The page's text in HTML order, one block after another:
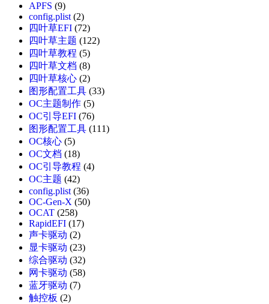
APFS (9)
config.plist(2)
四叶草EFI (72)
四叶草主题 (122)
四叶草教程 (5)
四叶草文档 (8)
四叶草核心 (2)
图形配置工具 (33)
OC主题制作 (5)
OC引导EFI (76)
图形配置工具 (111)
OC核心 (5)
OC文档 (18)
OC引导教程 (4)
OC主题 (42)
config.plist(36)
OC-Gen-X (50)
OCAT (258)
RapidEFI (17)
声卡驱动 (2)
显卡驱动 (23)
综合驱动 (32)
网卡驱动 (58)
蓝牙驱动 (7)
触控板 (2)